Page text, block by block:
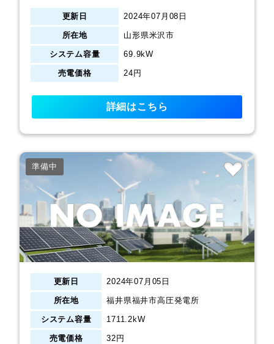
更新日 2024年07月08日
所在地 山形県米沢市
システム容量 69.9kW
売電価格 24円
詳細はこちら
準備中
更新日 2024年07月05日
所在地 福井県福井市高圧発電所
システム容量 1711.2kW
売電価格 32円